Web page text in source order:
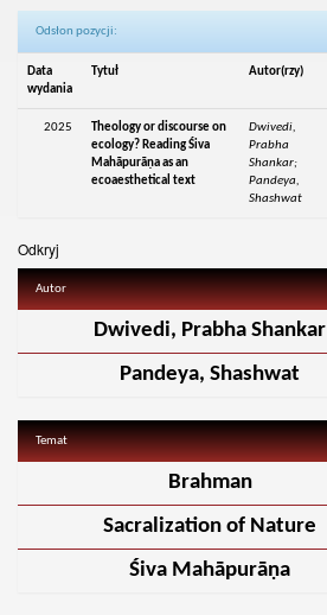
Odsłon pozycji:
Data
wydania
Tytuł Autor(rzy)
2025
Theology or discourse on
ecology? Reading Śiva
Mahāpurāṇa as an
ecoaesthetical text
Dwivedi,
Prabha
Shankar;
Pandeya,
Shashwat
Odkryj
Autor
Dwivedi, Prabha Shankar
Pandeya, Shashwat
Temat
Brahman
Sacralization of Nature
Śiva Mahāpurāṇa